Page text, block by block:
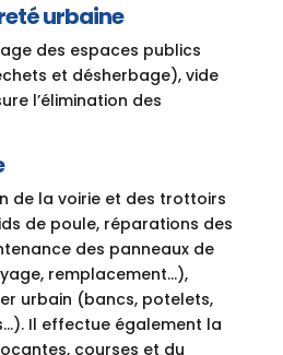
urbaine
des espaces publics
et désherbage), vide
l’élimination des
de la voirie et des trottoirs
de poule, réparations des
des panneaux de
remplacement…),
urbain (bancs, potelets,
Il effectue également la
courses et du